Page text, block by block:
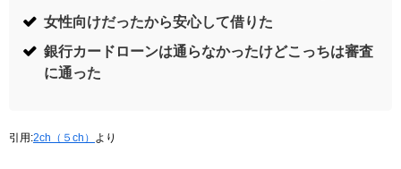
女性向けだったから安心して借りた
銀行カードローンは通らなかったけどこっちは審査
に通った
引用:2ch（５ch） より